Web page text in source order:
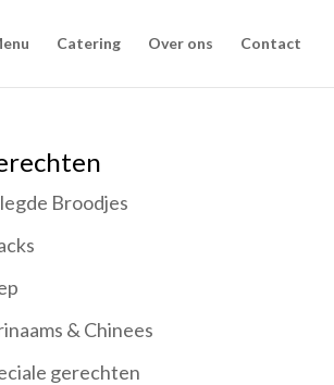
Catering Over ons Contact
Broodjes
& Chinees
gerechten